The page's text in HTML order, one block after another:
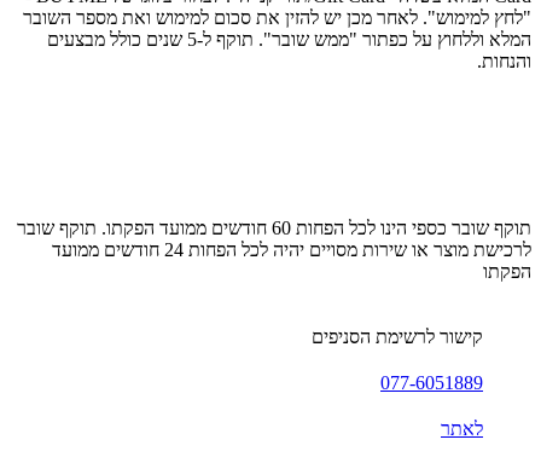
"לחץ למימוש". לאחר מכן יש להזין את סכום למימוש ואת מספר השובר
המלא וללחוץ על כפתור "ממש שובר". תוקף ל-5 שנים כולל מבצעים
והנחות.
תוקף שובר כספי הינו לכל הפחות 60 חודשים ממועד הפקתו. תוקף שובר
לרכישת מוצר או שירות מסויים יהיה לכל הפחות 24 חודשים ממועד
הפקתו
קישור לרשימת הסניפים
077-6051889
לאתר